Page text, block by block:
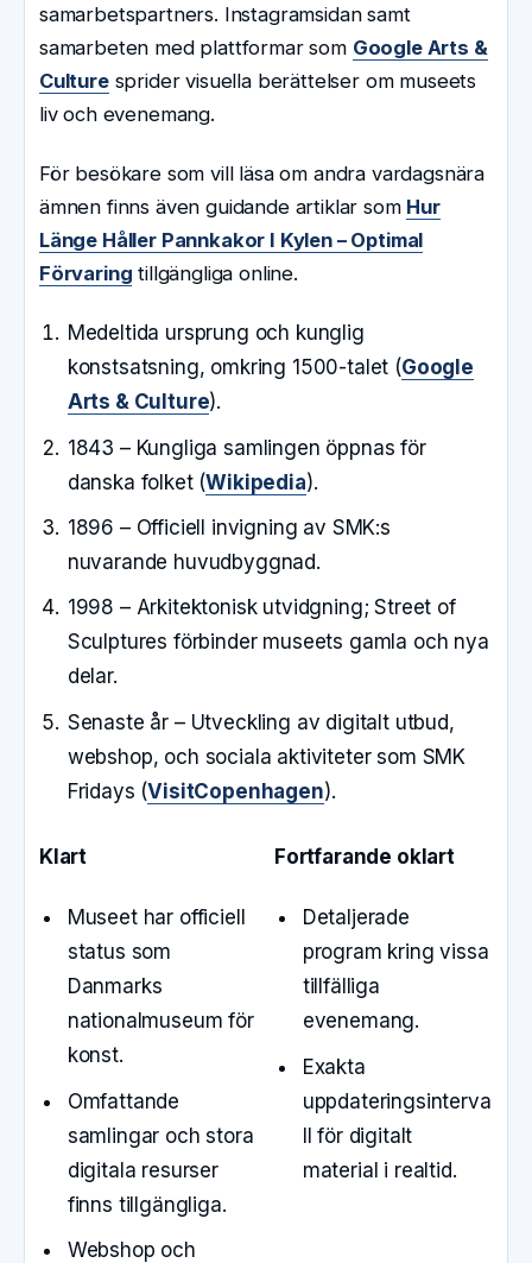
samarbetspartners. Instagramsidan samt
samarbeten med plattformar som Google Arts &
Culturesprider visuella berättelser om museets
liv och evenemang.
För besökare som vill läsa om andra vardagsnära
ämnen finns även guidande artiklar som Hur
Länge Håller Pannkakor I Kylen – Optimal
Förvaring tillgängliga online.
Medeltida ursprung och kunglig
konstsatsning, omkring 1500-talet (Google
Arts & Culture).
1843 – Kungliga samlingen öppnas för
danska folket (Wikipedia).
1896 – Officiell invigning av SMK:s
nuvarande huvudbyggnad.
1998 – Arkitektonisk utvidgning; Street of
Sculptures förbinder museets gamla och nya
delar.
Senaste år – Utveckling av digitalt utbud,
webshop, och sociala aktiviteter som SMK
Fridays (VisitCopenhagen).
Klart
Museet har officiell
status som
Danmarks
nationalmuseum för
konst.
Omfattande
samlingar och stora
digitala resurser
finns tillgängliga.
Webshop och
Fortfarande oklart
Detaljerade
program kring vissa
tillfälliga
evenemang.
Exakta
uppdateringsinterva
ll för digitalt
material i realtid.